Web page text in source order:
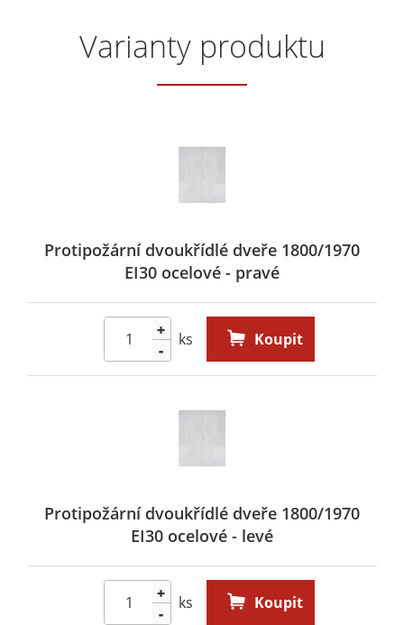
Varianty produktu
Protipožární dvoukřídlé dveře 1800/1970
EI30 ocelové - pravé
-
+ ks Koupit
Protipožární dvoukřídlé dveře 1800/1970
EI30 ocelové - levé
-
+ ks Koupit